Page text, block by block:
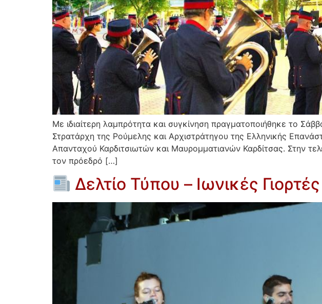
Με ιδιαίτερη λαμπρότητα και συγκίνηση πραγματοποιήθηκε το
Στρατάρχη της Ρούμελης και Αρχιστράτηγου της Ελληνικής
Απανταχού Καρδιτσιωτών και Μαυρομματιανών Καρδίτσας. Στην
τον πρόεδρό […]
Δελτίο Τύπου – Ιωνικές